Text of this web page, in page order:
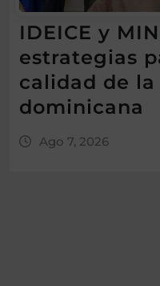
IDEICE y
estrategias
calidad de
dominicana
Ago 7, 2026